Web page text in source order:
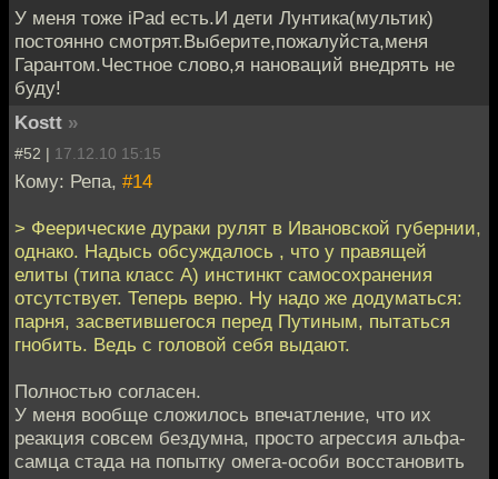
У меня тоже iPad есть.И дети Лунтика(мультик)
постоянно смотрят.Выберите,пожалуйста,меня
Гарантом.Честное слово,я нановаций внедрять не
буду!
Kostt »
#52 | 17.12.10 15:15
Кому: Репа, #14
> Феерические дураки рулят в Ивановской губернии,
однако. Надысь обсуждалось , что у правящей
елиты (типа класс А) инстинкт самосохранения
отсутствует. Теперь верю. Ну надо же додуматься:
парня, засветившегося перед Путиным, пытаться
гнобить. Ведь с головой себя выдают.
Полностью согласен.
У меня вообще сложилось впечатление, что их
реакция совсем бездумна, просто агрессия альфа-
самца стада на попытку омега-особи восстановить